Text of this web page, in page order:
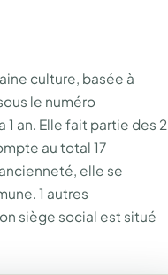
culture, basée à
le numéro
an. Elle fait partie des 2
au total 17
elle se
1 autres
siège social est situé